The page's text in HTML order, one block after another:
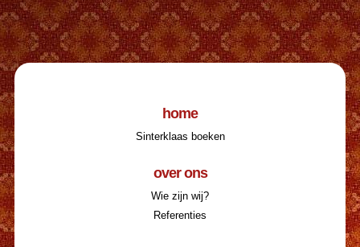
home
Sinterklaas boeken
over ons
Wie zijn wij?
Referenties